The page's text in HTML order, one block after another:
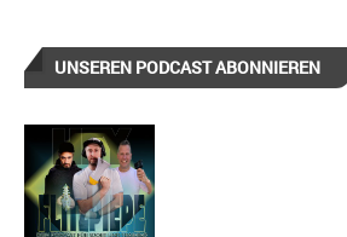
UNSEREN PODCAST ABONNIEREN